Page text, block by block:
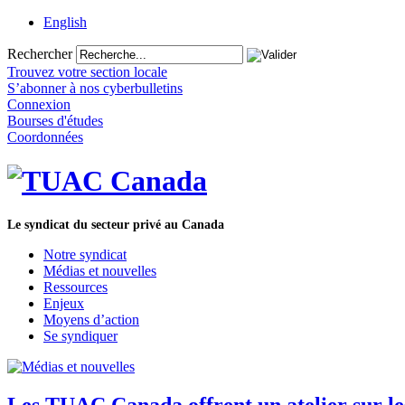
English
Rechercher
Trouvez votre section locale
S’abonner à nos cyberbulletins
Connexion
Bourses d'études
Coordonnées
Le syndicat du secteur privé au Canada
Notre syndicat
Médias et nouvelles
Ressources
Enjeux
Moyens d’action
Se syndiquer